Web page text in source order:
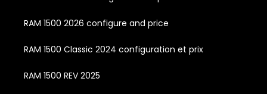
RAM 1500 2026 configure and price
RAM 1500 Classic 2024 configuration et prix
RAM 1500 REV 2025